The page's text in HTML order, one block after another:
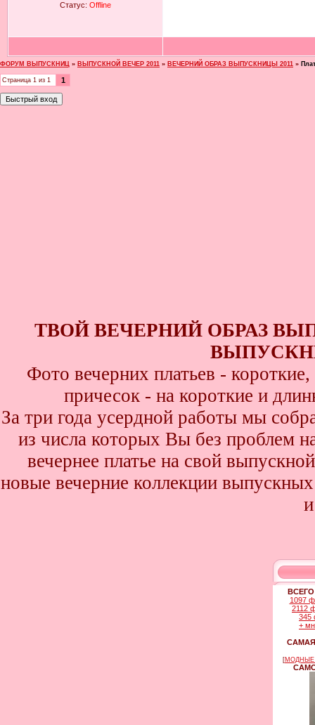
Статус: Offline
ФОРУМ ВЫПУСКНИЦ » ВЫПУСКНОЙ ВЕЧЕР 2011 » ВЕЧЕРНИЙ ОБРАЗ ВЫПУСКНИЦЫ 2011 »
Страница 1 из 1 1
ТВОЙ ВЕЧЕРНИЙ ОБРАЗ
Фото вечерних платьев -
причесок - на короткие и
За три года усердной работы мы
из числа которых Вы без проблем
вечернее платье на свой
новые вечерние коллекции
1097
2112
345
+
[МОДНЫЕ